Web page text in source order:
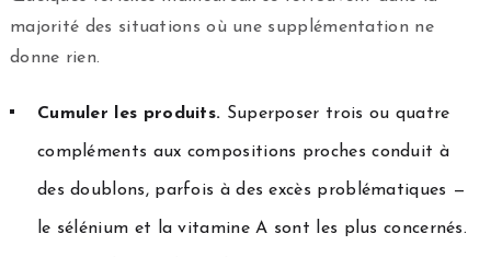
majorité des situations où une supplémentation ne
donne rien.
Cumuler les produits. Superposer trois ou quatre
compléments aux compositions proches conduit à
des doublons, parfois à des excès problématiques —
le sélénium et la vitamine A sont les plus concernés.